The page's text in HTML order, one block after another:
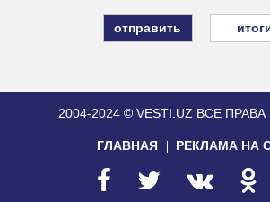
2004-2024 © VESTI.UZ ВСЕ
ГЛАВНАЯ РЕКЛАМА НА